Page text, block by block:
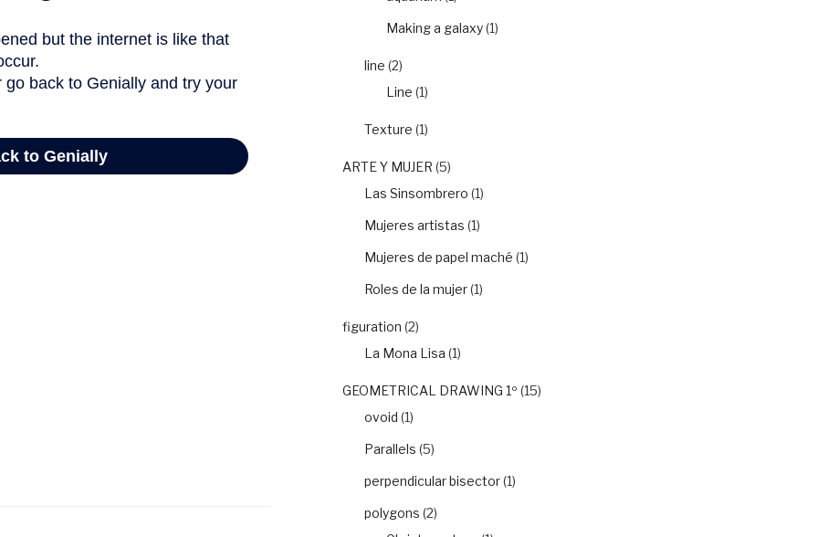
Making a galaxy(1)
line (2)
Line (1)
Texture (1)
ARTE Y MUJER (5)
Las Sinsombrero (1)
Mujeres artistas (1)
Mujeres de papel maché (1)
Roles de la mujer(1)
figuration (2)
La Mona Lisa (1)
GEOMETRICAL DRAWING 1º (15)
ovoid (1)
Parallels (5)
perpendicular bisector(1)
polygons (2)